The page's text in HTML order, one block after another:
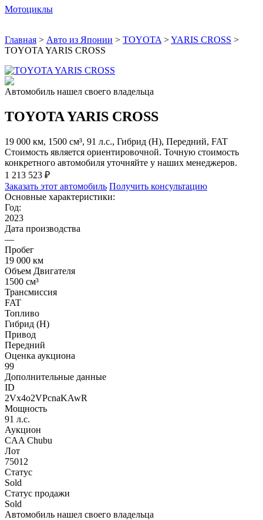
Мотоциклы
Главная > Авто из Японии > TOYOTA >YARIS CROSS >
TOYOTA YARIS CROSS
Автомобиль нашел своего владельца
TOYOTA YARIS CROSS
19 000 км, 1500 см³, 91 л.с., Гибрид (H), Передний, FAT
Стоимость является ориентировочной. Точную стоимость
конкретного автомобиля уточняйте у наших менеджеров.
1 213 523 ₽
Заказать этот автомобиль Получить консультацию
Основные характеристики:
Год:
2023
Дата производства
—
Пробег
19 000 км
Объем Двигателя
1500 см³
Трансмиссия
FAT
Топливо
Гибрид (H)
Привод
Передний
Оценка аукциона
99
Дополнительные данные
ID
2Vx4o2VPcnaKAwR
Мощность
91 л.с.
Аукцион
CAA Chubu
Лот
75012
Статус
Sold
Статус продажи
Sold
Автомобиль нашел своего владельца